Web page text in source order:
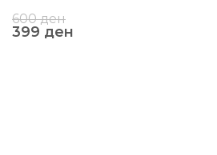
600ден
399 ден